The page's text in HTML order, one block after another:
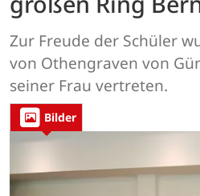
Zur Freude der Schüler
von Othengraven von
seiner Frau vertreten.
Bilder